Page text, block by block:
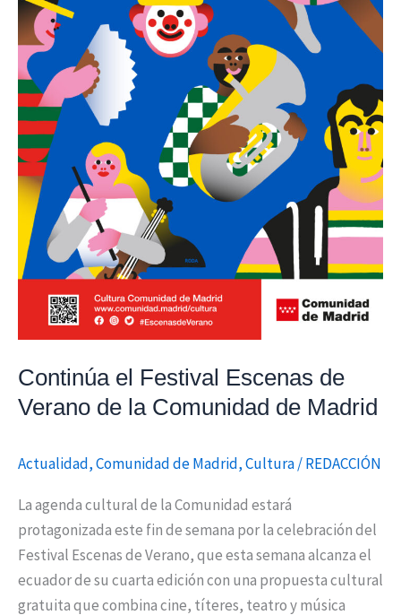
Continúa el Festival Escenas de
Verano de la Comunidad de Madrid
Actualidad,Comunidad de Madrid,Cultura/REDACCIÓN
La agenda cultural de la Comunidad estará
protagonizada este fin de semana por la celebración del
Festival Escenas de Verano, que esta semana alcanza el
ecuador de su cuarta edición con una propuesta cultural
gratuita que combina cine, títeres, teatro y música
Comunidad
de
Madrid